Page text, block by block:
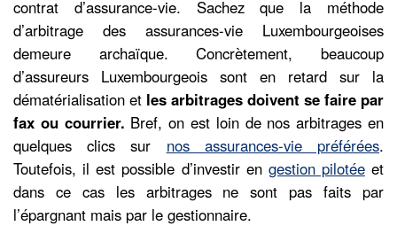
contrat d’assurance-vie. Sachez que la méthode
d’arbitrage des assurances-vie Luxembourgeoises
demeure archaïque. Concrètement, beaucoup
d’assureurs Luxembourgeois sont en retard sur la
dématérialisation et les arbitrages doivent se faire par
fax ou courrier. Bref, on est loin de nos arbitrages en
quelques clics sur nos assurances-vie préférées.
Toutefois, il est possible d’investir en gestion pilotéeet
dans ce cas les arbitrages ne sont pas faits par
l’épargnant mais par le gestionnaire.